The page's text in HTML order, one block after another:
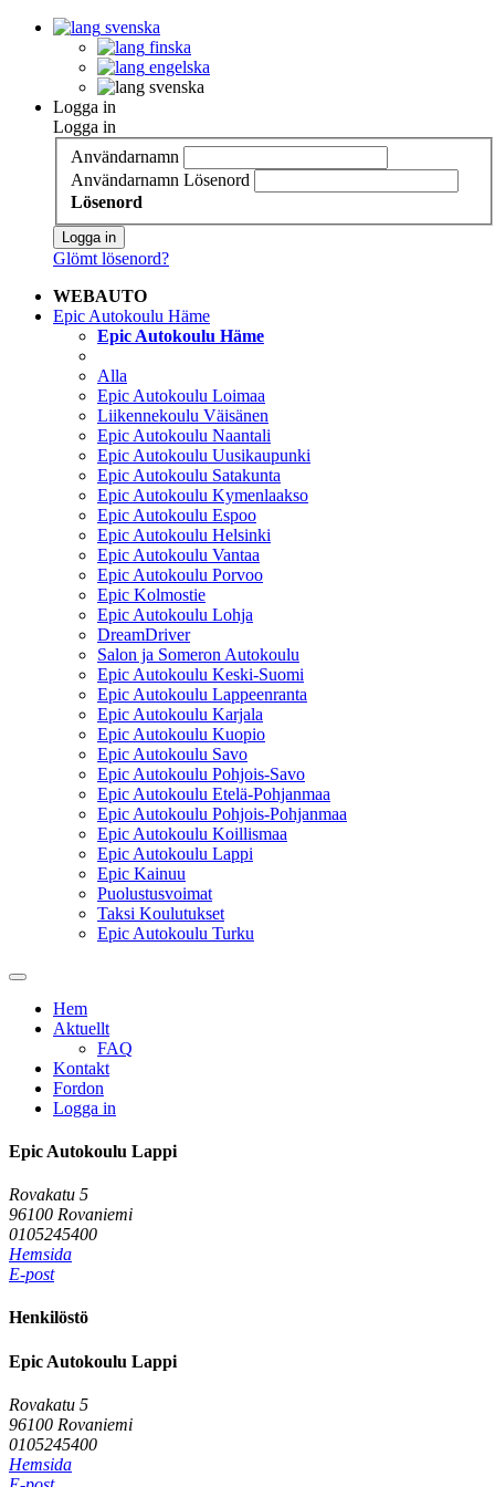
svenska
finska
engelska
svenska
Logga in
Logga in
Användarnamn
Användarnamn Lösenord
Lösenord
Logga in
Glömt lösenord?
WEBAUTO
Epic Autokoulu Häme
Epic Autokoulu Häme
Alla
Epic Autokoulu Loimaa
Liikennekoulu Väisänen
Epic Autokoulu Naantali
Epic Autokoulu Uusikaupunki
Epic Autokoulu Satakunta
Epic Autokoulu Kymenlaakso
Epic Autokoulu Espoo
Epic Autokoulu Helsinki
Epic Autokoulu Vantaa
Epic Autokoulu Porvoo
Epic Kolmostie
Epic Autokoulu Lohja
DreamDriver
Salon ja Someron Autokoulu
Epic Autokoulu Keski-Suomi
Epic Autokoulu Lappeenranta
Epic Autokoulu Karjala
Epic Autokoulu Kuopio
Epic Autokoulu Savo
Epic Autokoulu Pohjois-Savo
Epic Autokoulu Etelä-Pohjanmaa
Epic Autokoulu Pohjois-Pohjanmaa
Epic Autokoulu Koillismaa
Epic Autokoulu Lappi
Epic Kainuu
Puolustusvoimat
Taksi Koulutukset
Epic Autokoulu Turku
Hem
Aktuellt
FAQ
Kontakt
Fordon
Logga in
Epic Autokoulu Lappi
Rovakatu 5
96100 Rovaniemi
0105245400
Hemsida
E-post
Henkilöstö
Epic Autokoulu Lappi
Rovakatu 5
96100 Rovaniemi
0105245400
Hemsida